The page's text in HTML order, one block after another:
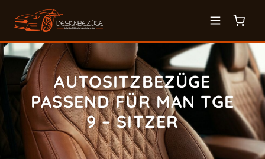
AUTOSITZBEZÜGE
PASSEND FÜR MAN TGE
9 – SITZER